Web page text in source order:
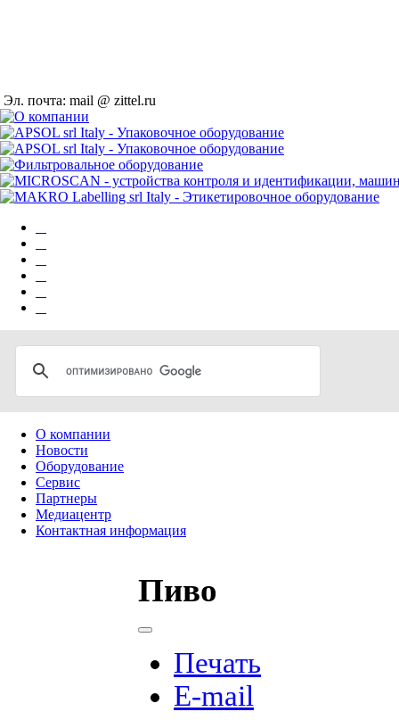
Эл. почта: mail @ zittel.ru
О компании
Новости
Оборудование
Сервис
Партнеры
Медиацентр
Контактная информация
Пиво
Печать
E-mail